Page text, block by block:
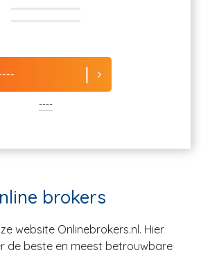
----
brokers
website Onlinebrokers.nl. Hier
de beste en meest betrouwbare